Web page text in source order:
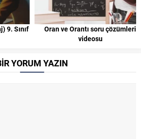
9. Sınıf
Oran ve Orantı soru çözümleri
videosu
YORUM YAZIN